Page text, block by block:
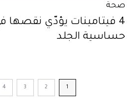
صحة
4 فيتامينات يؤدّي نقصها
حساسية الجلد
1
2
3
4